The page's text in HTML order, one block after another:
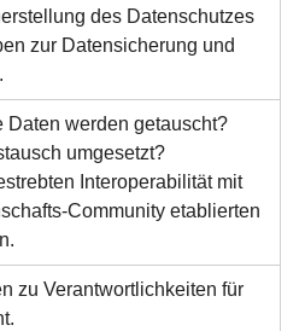
des Datenschutzes
zur Datensicherung und
Daten werden getauscht?
umgesetzt?
Interoperabilität mit
Community etablierten
zu Verantwortlichkeiten für